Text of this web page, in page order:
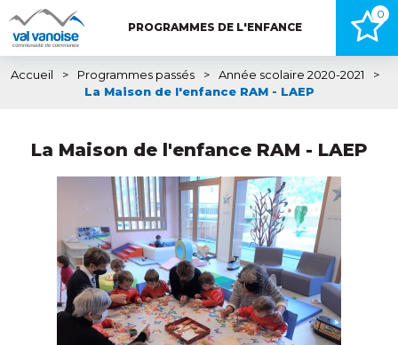
PROGRAMMES DE L'ENFANCE
0
Accueil > Programmes passés > Année scolaire 2020-2021
>
La Maison de l'enfance RAM - LAEP
La Maison de l'enfance RAM - LAEP